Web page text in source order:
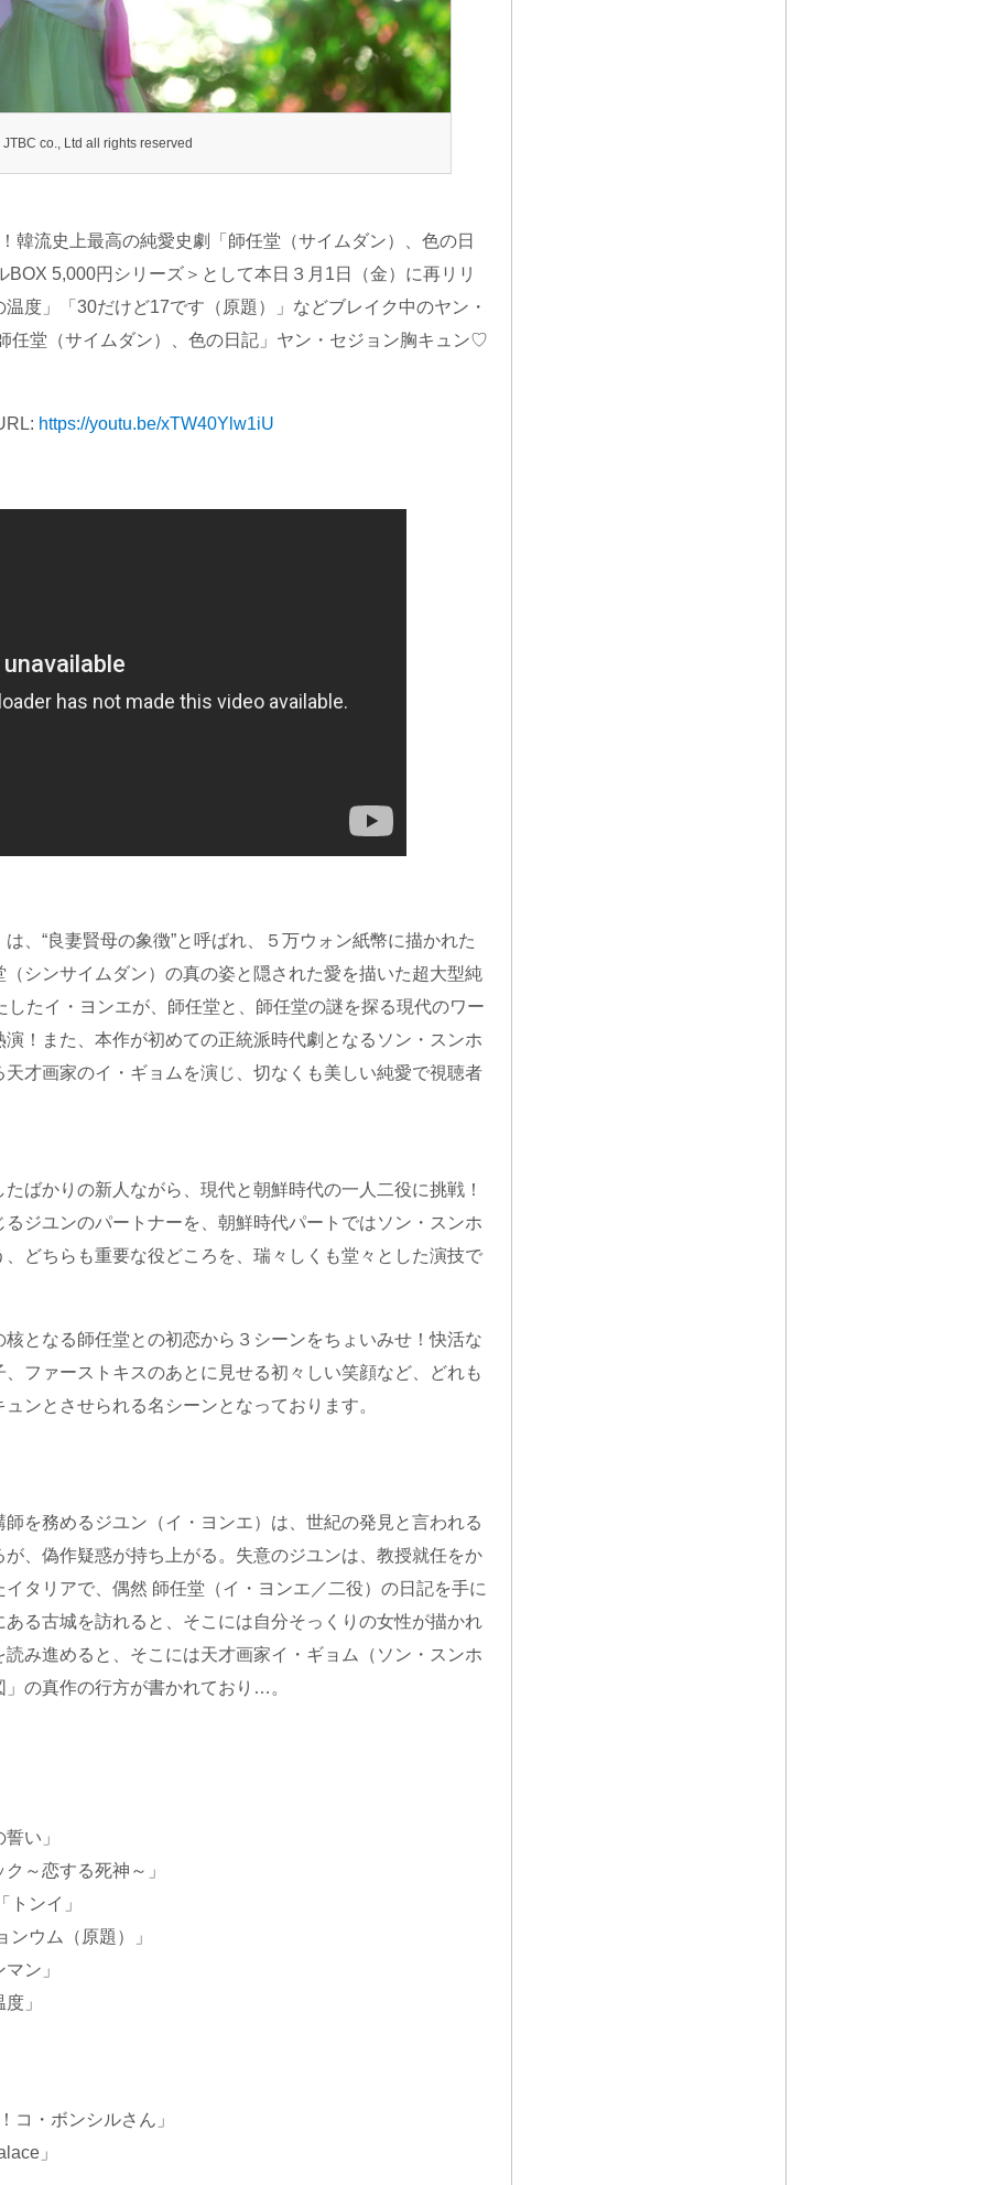
co., Ltd all rights reserved
韓流史上最高の純愛史劇「師任堂（サイムダン）、色の日
5,000円シリーズ＞として本日３月1日（金）に再リリ
度」「30だけど17です（原題）」などブレイク中のヤン・
任堂（サイムダン）、色の日記」ヤン・セジョン胸キュン♡
https://youtu.be/xTW40Ylw1iU
、“良妻賢母の象徴”と呼ばれ、５万ウォン紙幣に描かれた
シンサイムダン）の真の姿と隠された愛を描いた超大型純
たイ・ヨンエが、師任堂と、師任堂の謎を探る現代のワー
！また、本作が初めての正統派時代劇となるソン・スンホ
才画家のイ・ギョムを演じ、切なくも美しい純愛で視聴者
ばかりの新人ながら、現代と朝鮮時代の一人二役に挑戦！
ジユンのパートナーを、朝鮮時代パートではソン・スンホ
どちらも重要な役どころを、瑞々しくも堂々とした演技で
となる師任堂との初恋から３シーンをちょいみせ！快活な
ファーストキスのあとに見せる初々しい笑顔など、どれも
ンとさせられる名シーンとなっております。
を務めるジユン（イ・ヨンエ）は、世紀の発見と言われる
、偽作疑惑が持ち上がる。失意のジユンは、教授就任をか
タリアで、偶然 師任堂（イ・ヨンエ／二役）の日記を手に
る古城を訪れると、そこには自分そっくりの女性が描かれ
み進めると、そこには天才画家イ・ギョム（ソン・スンホ
の真作の行方が書かれており…。
い」
～恋する死神～」
ンイ」
ウム（原題）」
ン」
」
コ・ボンシルさん」
」